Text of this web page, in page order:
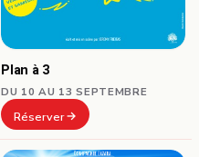
Plan à 3
DU 10 AU 13 SEPTEMBRE
Réserver